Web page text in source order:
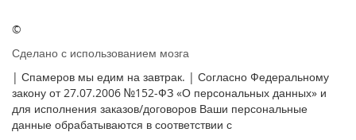
©
Сделано с использованием мозга
| Спамеров мы едим на завтрак. | Согласно Федеральному
закону от 27.07.2006 №152-ФЗ «О персональных данных» и
для исполнения заказов/договоров Ваши персональные
данные обрабатываются в соответствии с